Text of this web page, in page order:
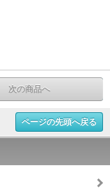
次の商品へ
ページの先頭へ戻る